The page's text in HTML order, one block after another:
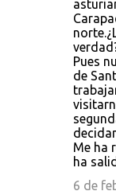
Pues
de
Me ha
ha
6 de